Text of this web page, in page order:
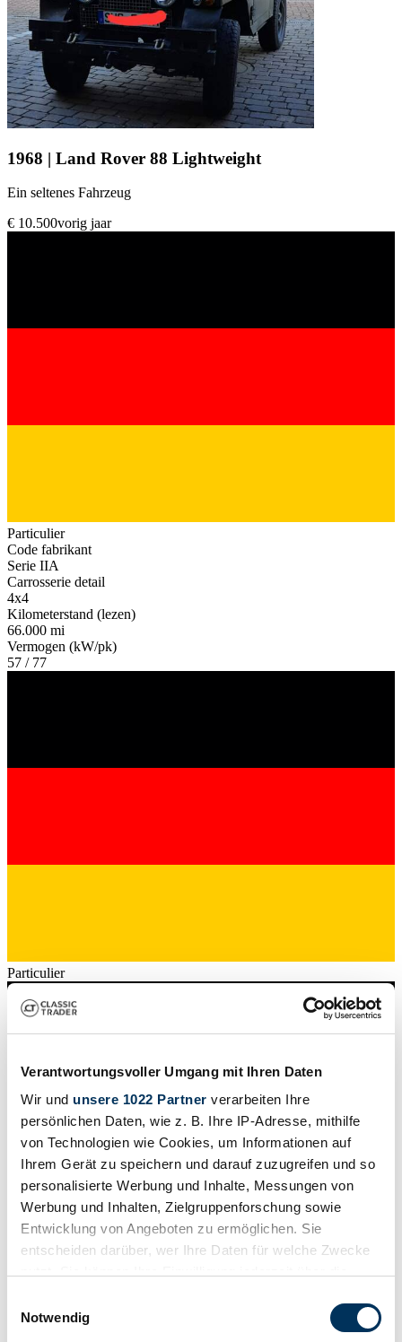
Verantwortungsvoller Umgang mit Ihren Daten
Wir und unsere 1022 Partner verarbeiten Ihre
persönlichen Daten, wie z. B. Ihre IP-Adresse, mithilfe
von Technologien wie Cookies, um Informationen auf
Ihrem Gerät zu speichern und darauf zuzugreifen und so
personalisierte Werbung und Inhalte, Messungen von
Werbung und Inhalten, Zielgruppenforschung sowie
Entwicklung von Angeboten zu ermöglichen. Sie
entscheiden darüber, wer Ihre Daten für welche Zwecke
Trigger Symbol ändern oder widerrufen
Notwendig
1968 | Land Rover 88 Lightweight
Ein seltenes Fahrzeug
€ 10.500vorig jaar
Particulier
Code fabrikant
Serie IIA
Carrosserie detail
4x4
Kilometerstand (lezen)
66.000 mi
Vermogen (kW/pk)
57 / 77
Particulier